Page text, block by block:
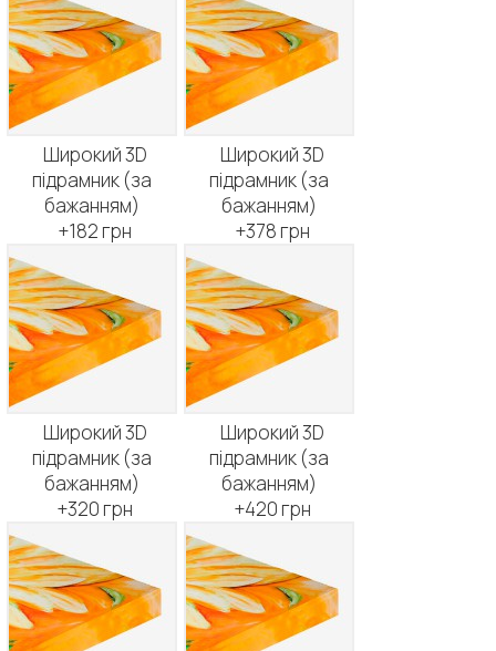
Широкий 3D
підрамник (за
бажанням)
+182 грн
Широкий 3D
підрамник (за
бажанням)
+378 грн
Широкий 3D
підрамник (за
бажанням)
+320 грн
Широкий 3D
підрамник (за
бажанням)
+420 грн